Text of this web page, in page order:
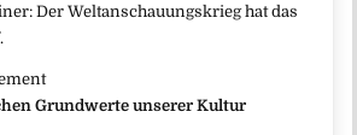
Der Weltanschauungskrieg hat das
Grundwerte unserer Kultur